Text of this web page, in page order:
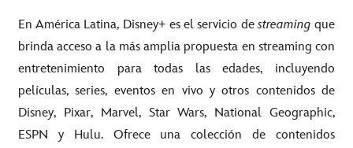
En América Latina, Disney+ es el servicio destreamingque
brinda acceso a la más amplia propuesta en streaming con
entretenimiento para todas las edades, incluyendo
películas, series, eventos en vivo y otros contenidos de
Disney, Pixar, Marvel, Star Wars, National Geographic,
ESPN y Hulu. Ofrece una colección de contenidos